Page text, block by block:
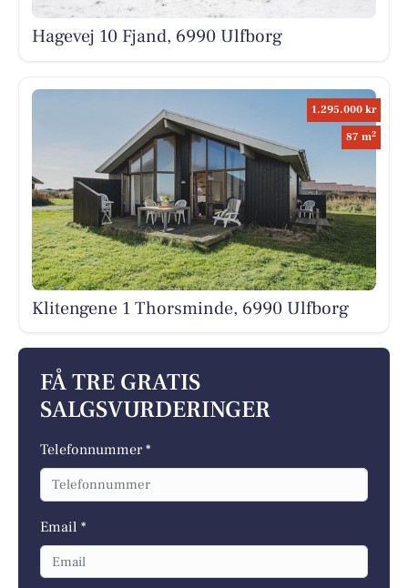
Hagevej 10 Fjand, 6990 Ulfborg
1.295.000 kr
87 m2
Klitengene 1 Thorsminde, 6990 Ulfborg
FÅ TRE GRATIS
SALGSVURDERINGER
Telefonnummer *
Email *